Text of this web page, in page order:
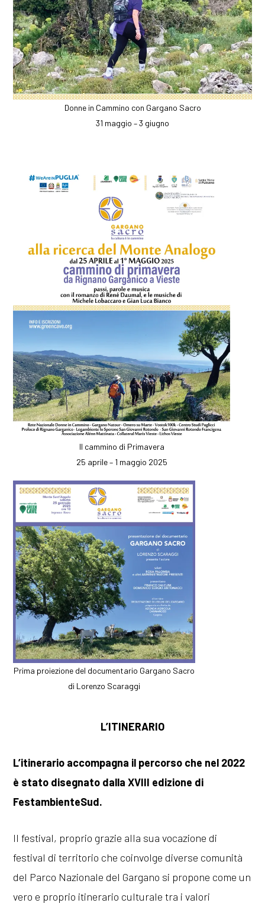
Donne in Cammino con Gargano Sacro
31 maggio – 3 giugno
Il cammino di Primavera
25 aprile – 1 maggio 2025
Prima proiezione del documentario Gargano Sacro
di Lorenzo Scaraggi
L’ITINERARIO
L’itinerario accompagna il percorso che nel 2022
è stato disegnato dalla XVIII edizione di
FestambienteSud.
Il festival, proprio grazie alla sua vocazione di
festival di territorio che coinvolge diverse comunità
del Parco Nazionale del Gargano si propone come un
vero e proprio itinerario culturale tra i valori